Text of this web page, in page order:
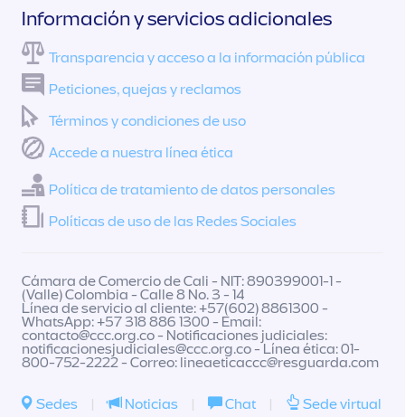
Información y servicios adicionales
Transparencia y acceso a la información pública
Peticiones, quejas y reclamos
Términos y condiciones de uso
Accede a nuestra línea ética
Política de tratamiento de datos personales
Políticas de uso de las Redes Sociales
Cámara de Comercio de Cali - NIT: 890399001-1 -
(Valle) Colombia - Calle 8 No. 3 - 14
Línea de servicio al cliente: +57(602) 8861300 -
WhatsApp: +57 318 886 1300 - Email:
contacto@ccc.org.co- Notificaciones judiciales:
notificacionesjudiciales@ccc.org.co- Línea ética: 01-
800-752-2222 - Correo: lineaeticaccc@resguarda.com
Sedes | Noticias | Chat | Sede virtual